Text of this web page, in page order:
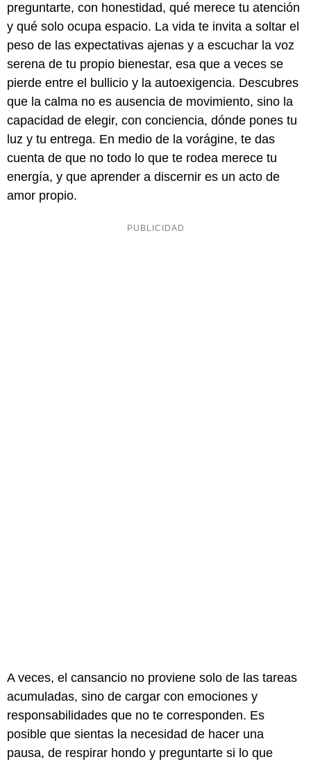
preguntarte, con honestidad, qué merece tu atención
y qué solo ocupa espacio. La vida te invita a soltar el
peso de las expectativas ajenas y a escuchar la voz
serena de tu propio bienestar, esa que a veces se
pierde entre el bullicio y la autoexigencia. Descubres
que la calma no es ausencia de movimiento, sino la
capacidad de elegir, con conciencia, dónde pones tu
luz y tu entrega. En medio de la vorágine, te das
cuenta de que no todo lo que te rodea merece tu
energía, y que aprender a discernir es un acto de
amor propio.
A veces, el cansancio no proviene solo de las tareas
acumuladas, sino de cargar con emociones y
responsabilidades que no te corresponden. Es
posible que sientas la necesidad de hacer una
pausa, de respirar hondo y preguntarte si lo que